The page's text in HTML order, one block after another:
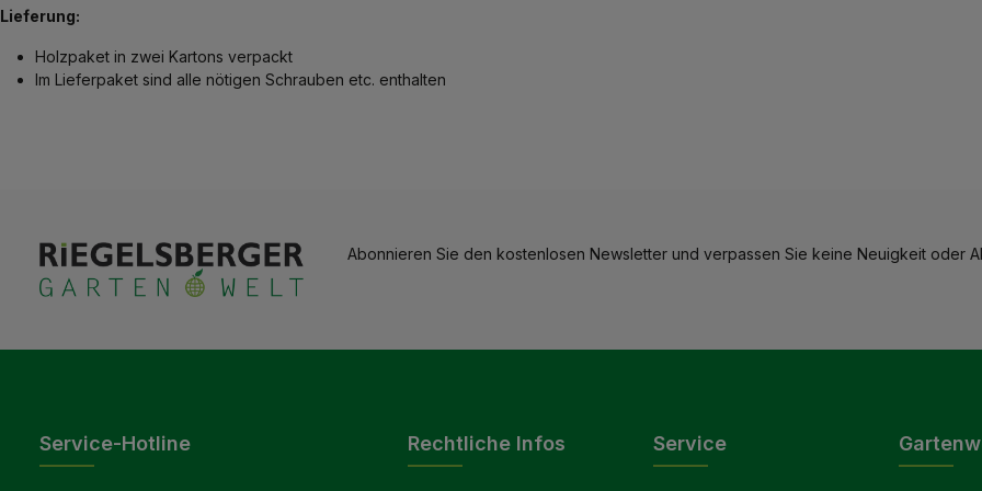
Lieferung:
Holzpaket in zwei Kartons verpackt
Im Lieferpaket sind alle nötigen Schrauben etc. enthalten
Abonnieren Sie den kostenlosen Newsletter und verpassen Sie keine Neuigkeit oder
Service-Hotline Rechtliche Infos Service